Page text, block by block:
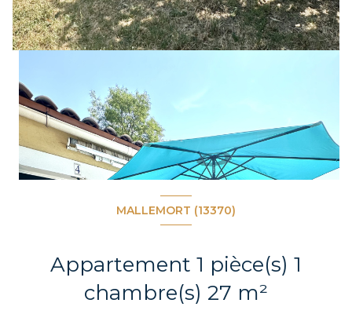
MALLEMORT (13370)
Appartement 1 pièce(s) 1
chambre(s) 27 m²